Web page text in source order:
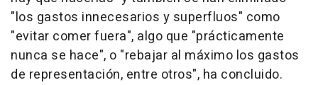
"los gastos innecesarios y superfluos" como
"evitar comer fuera", algo que "prácticamente
nunca se hace", o "rebajar al máximo los gastos
de representación, entre otros", ha concluido.